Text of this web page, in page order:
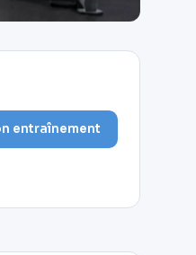
entraînement